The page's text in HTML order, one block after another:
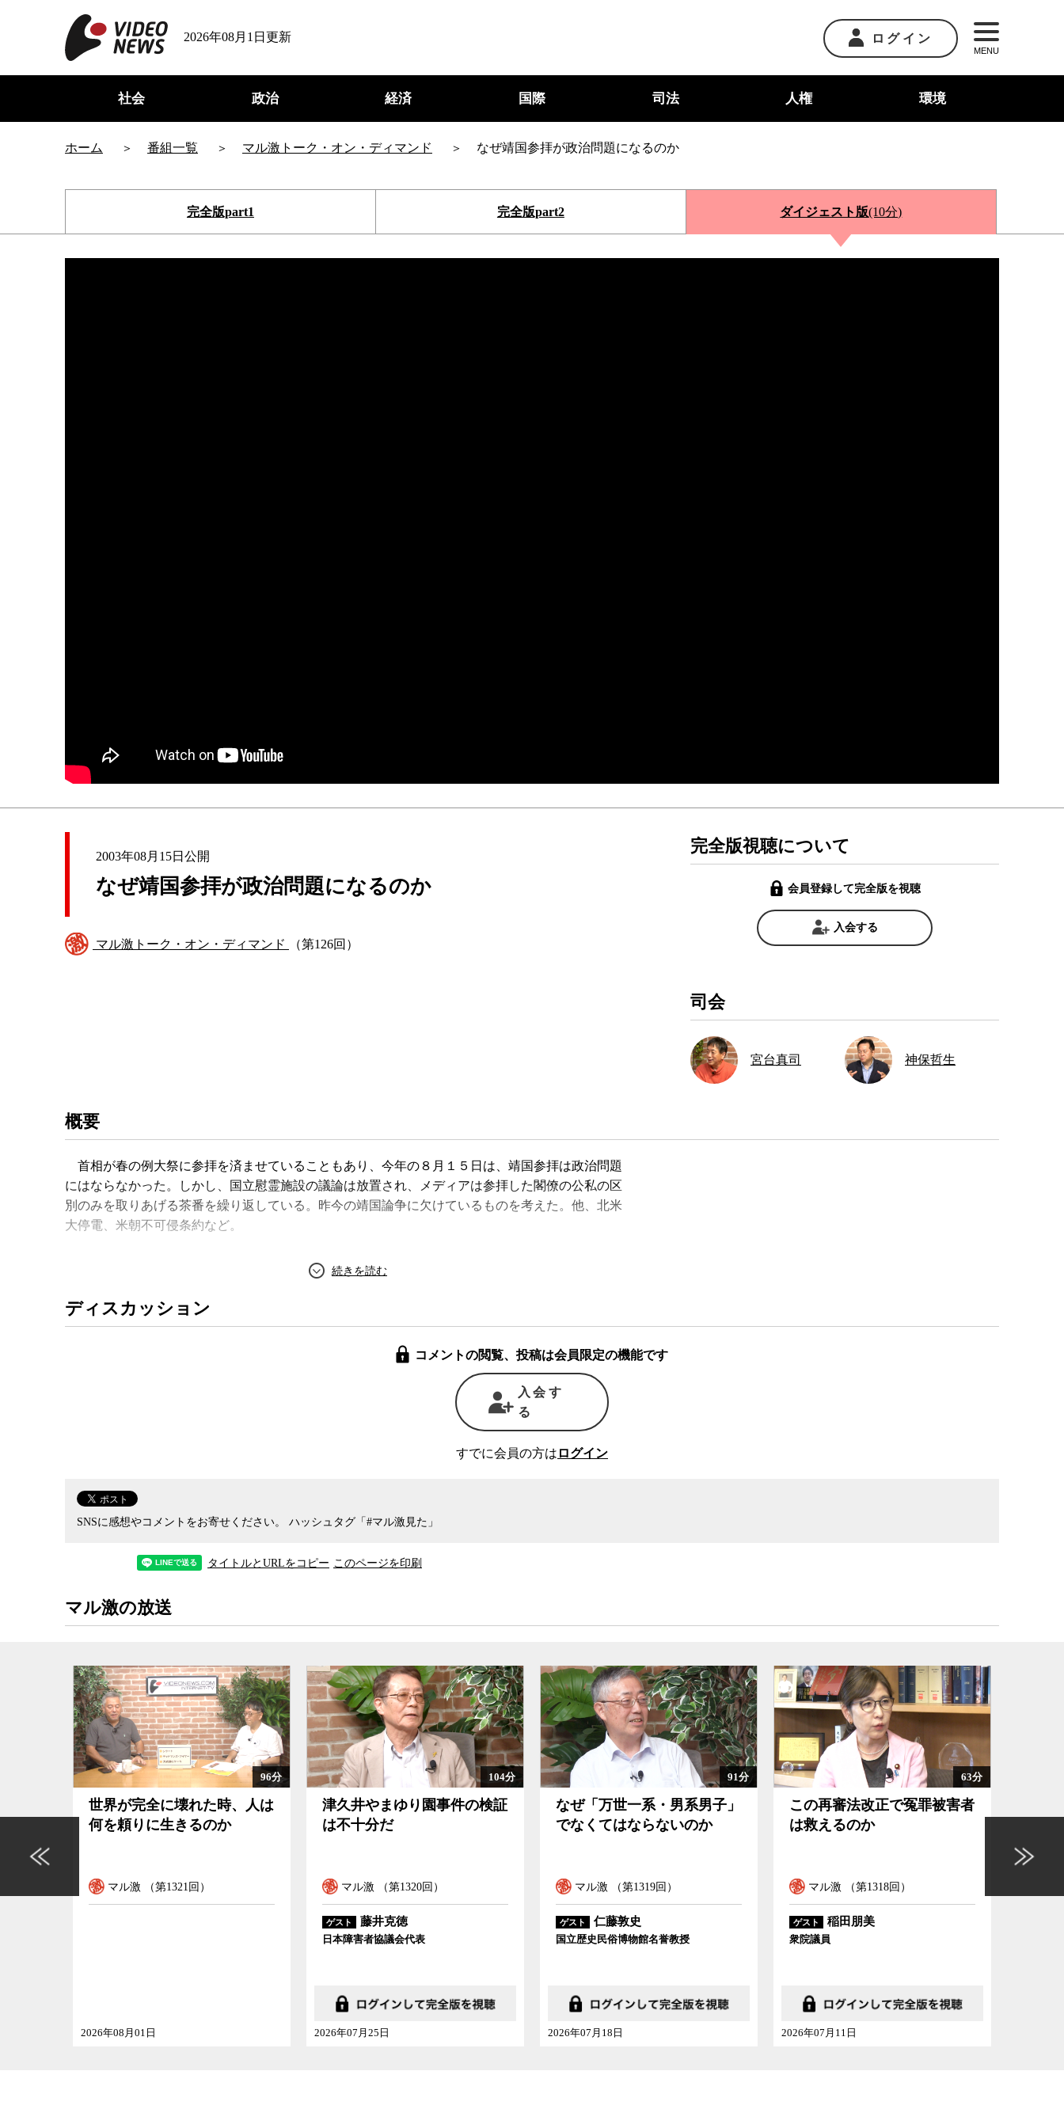
2026年08月1日更新 ログイン
MENU
社会 政治 経済 国際 司法 人権 環境
ホーム 番組一覧 マル激トーク・オン・ディマンド なぜ靖国参拝が政治問題になるのか
完全版part1 完全版part2 ダイジェスト版(10分)
2003年08月15日公開
なぜ靖国参拝が政治問題になるのか
マル激トーク・オン・ディマンド （第126回）
完全版視聴について
会員登録して完全版を視聴
入会する
司会
宮台真司 神保哲生
概要
首相が春の例大祭に参拝を済ませていることもあり、今年の８月１５日は、靖国参拝は政治問題
にはならなかった。しかし、国立慰霊施設の議論は放置され、メディアは参拝した閣僚の公私の区
別のみを取りあげる茶番を繰り返している。昨今の靖国論争に欠けているものを考えた。他、北米
大停電、米朝不可侵条約など。
ディスカッション
コメントの閲覧、投稿は会員限定の機能です
入会す
る
すでに会員の方は ログイン
SNSに感想やコメントをお寄せください。 ハッシュタグ「#マル激見た」
タイトルとURLをコピー このページを印刷
マル激の放送
96分
世界が完全に壊れた時、人は
何を頼りに生きるのか
マル激 （第1321回）
2026年08月01日
104分
津久井やまゆり園事件の検証
は不十分だ
マル激 （第1320回）
ゲスト 藤井克徳
日本障害者協議会代表
2026年07月25日
91分
なぜ「万世一系・男系男子」
でなくてはならないのか
マル激 （第1319回）
ゲスト 仁藤敦史
国立歴史民俗博物館名誉教授
2026年07月18日
63分
この再審法改正で冤罪被害者
は救えるのか
マル激 （第1318回）
ゲスト 稲田朋美
衆院議員
2026年07月11日